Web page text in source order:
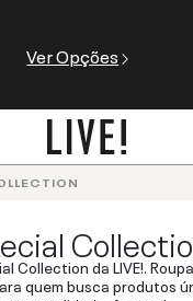
Ver Opções
Collection da LIVE!.
quem busca produtos